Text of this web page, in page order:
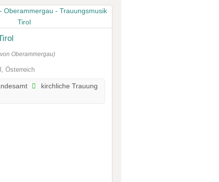
Oberammergau)
Österreich
kirchliche Trauung